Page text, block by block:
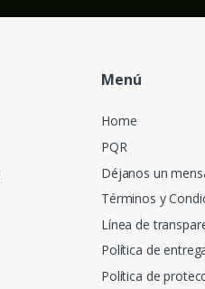
Menú
Home
PQR
Déjanos un
Términos y
Línea de
Política de
Política de